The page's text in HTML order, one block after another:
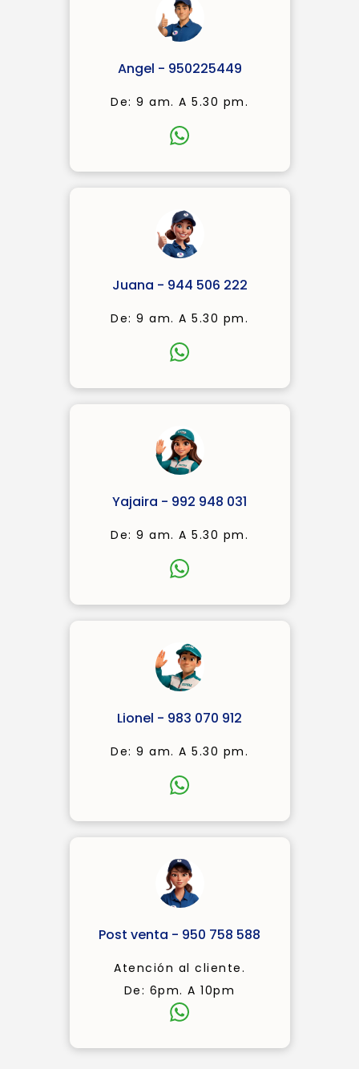
Angel - 950225449
De: 9 am. A 5.30 pm.
Juana - 944 506 222
De: 9 am. A 5.30 pm.
Yajaira - 992 948 031
De: 9 am. A 5.30 pm.
Lionel - 983 070 912
De: 9 am. A 5.30 pm.
Post venta - 950 758 588
Atención al cliente.
De: 6pm. A 10pm